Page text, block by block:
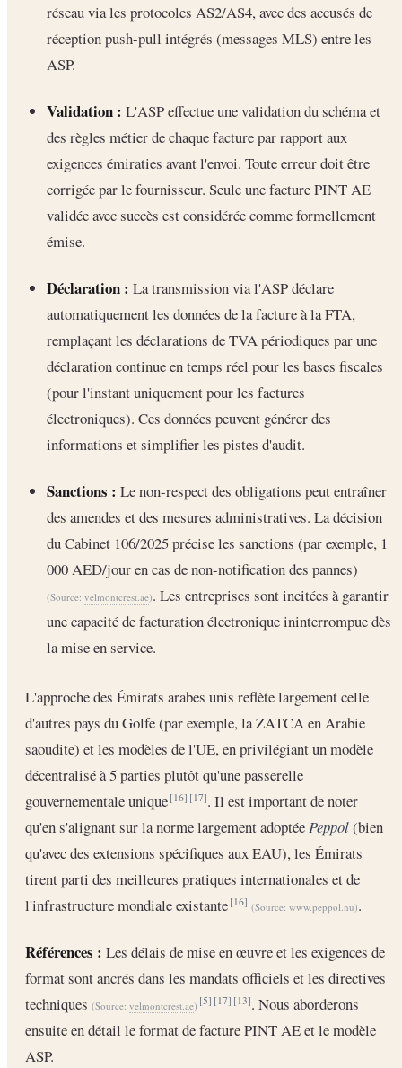
réseau via les protocoles AS2/AS4, avec des accusés de
réception push-pull intégrés (messages MLS) entre les
ASP.
Validation : L'ASP effectue une validation du schéma et
des règles métier de chaque facture par rapport aux
exigences émiraties avant l'envoi. Toute erreur doit être
corrigée par le fournisseur. Seule une facture PINT AE
validée avec succès est considérée comme formellement
émise.
Déclaration : La transmission via l'ASP déclare
automatiquement les données de la facture à la FTA,
remplaçant les déclarations de TVA périodiques par une
déclaration continue en temps réel pour les bases fiscales
(pour l'instant uniquement pour les factures
électroniques). Ces données peuvent générer des
informations et simplifier les pistes d'audit.
Sanctions : Le non-respect des obligations peut entraîner
des amendes et des mesures administratives. La décision
du Cabinet 106/2025 précise les sanctions (par exemple, 1
000 AED/jour en cas de non-notification des pannes)
(Source: velmontcrest.ae). Les entreprises sont incitées à garantir
une capacité de facturation électronique ininterrompue dès
la mise en service.
L'approche des Émirats arabes unis reflète largement celle
d'autres pays du Golfe (par exemple, la ZATCA en Arabie
saoudite) et les modèles de l'UE, en privilégiant un modèle
décentralisé à 5 parties plutôt qu'une passerelle
gouvernementale unique[16] [17]. Il est important de noter
qu'en s'alignant sur la norme largement adoptéePeppol(bien
qu'avec des extensions spécifiques aux EAU), les Émirats
tirent parti des meilleures pratiques internationales et de
l'infrastructure mondiale existante[16] (Source: www.peppol.nu).
Références : Les délais de mise en œuvre et les exigences de
format sont ancrés dans les mandats officiels et les directives
techniques (Source: velmontcrest.ae) [5] [17] [13]. Nous aborderons
ensuite en détail le format de facture PINT AE et le modèle
ASP.